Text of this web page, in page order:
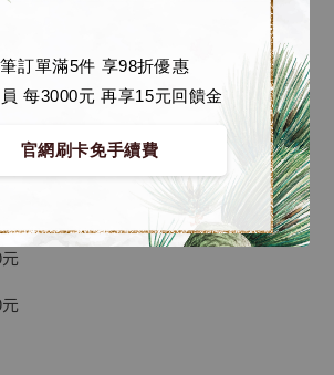
訂單滿5件 享98折優惠
每3000元 再享15元回饋金
官網刷卡免手續費